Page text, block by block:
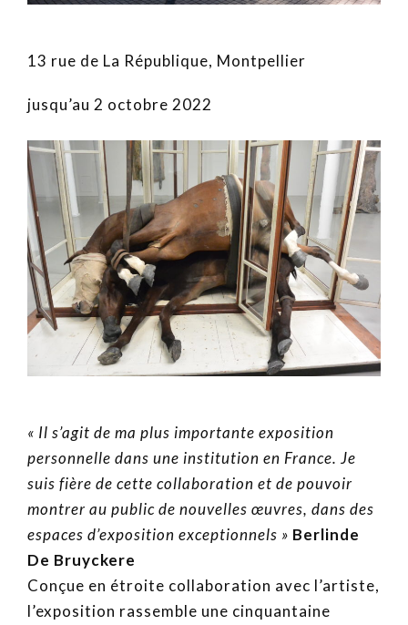
13 rue de La République, Montpellier
jusqu’au 2 octobre 2022
« Il s’agit de ma plus importante exposition
personnelle dans une institution en France. Je
suis fière de cette collaboration et de pouvoir
montrer au public de nouvelles œuvres, dans des
espaces d’exposition exceptionnels » Berlinde
De Bruyckere
Conçue en étroite collaboration avec l’artiste,
l’exposition rassemble une cinquantaine